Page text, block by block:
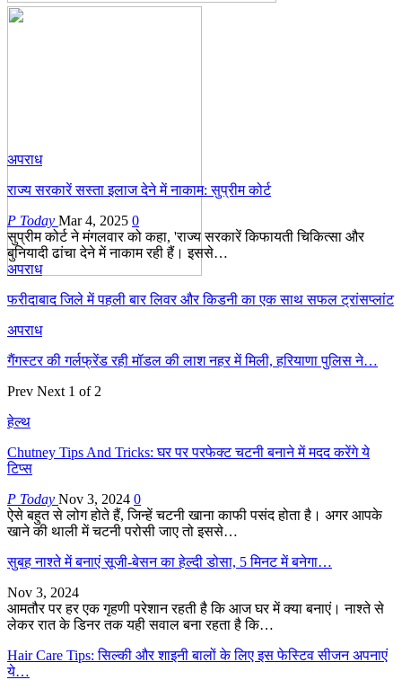
अपराध
राज्य सरकारें सस्ता इलाज देने में नाकाम: सुप्रीम कोर्ट
P Today Mar 4, 2025 0
सुप्रीम कोर्ट ने मंगलवार को कहा, 'राज्य सरकारें किफायती चिकित्सा और
बुनियादी ढांचा देने में नाकाम रही हैं। इससे…
अपराध
फरीदाबाद जिले में पहली बार लिवर और किडनी का एक साथ सफल ट्रांसप्लांट
अपराध
गैंगस्टर की गर्लफ्रेंड रही मॉडल की लाश नहर में मिली, हरियाणा पुलिस ने…
Prev Next 1 of 2
हेल्थ
Chutney Tips And Tricks: घर पर परफेक्ट चटनी बनाने में मदद करेंगे ये
टिप्स
P Today Nov 3, 2024 0
ऐसे बहुत से लोग होते हैं, जिन्हें चटनी खाना काफी पसंद होता है। अगर आपके
खाने की थाली में चटनी परोसी जाए तो इससे…
सुबह नाश्ते में बनाएं सूजी-बेसन का हेल्दी डोसा, 5 मिनट में बनेगा…
Nov 3, 2024
आमतौर पर हर एक गृहणी परेशान रहती है कि आज घर में क्या बनाएं। नाश्ते से
लेकर रात के डिनर तक यही सवाल बना रहता है कि…
Hair Care Tips: सिल्की और शाइनी बालों के लिए इस फेस्टिव सीजन अपनाएं
ये…